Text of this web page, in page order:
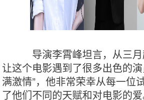
导演李霄峰坦言，从三
让这个电影遇到了很多出色的
满激情”，他非常荣幸从每一位
了他们不同的天赋和对电影的爱